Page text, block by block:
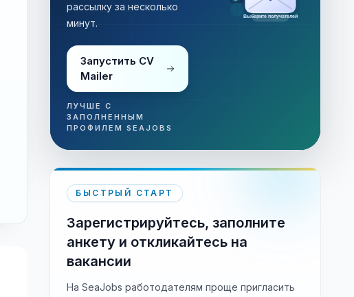
рассылку за несколько
минут.
Запустить CV
Mailer
ЛУЧШЕ С
ЗАПОЛНЕННЫМ
ПРОФИЛЕМ SEAJOBS
Выберите получателей
БЫСТРЫЙ СТАРТ
Зарегистрируйтесь, заполните
анкету и откликайтесь на
вакансии
На SeaJobs работодателям проще пригласить